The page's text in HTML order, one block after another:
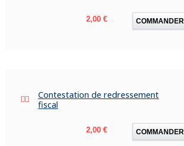
Prix
2,00 € COMMANDER
Contestation de redressement
fiscal
Prix
2,00 € COMMANDER